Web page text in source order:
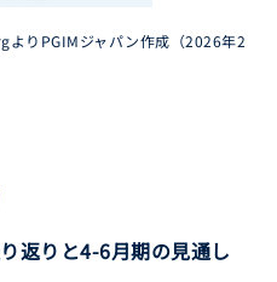
りPGIMジャパン作成（2026年2
返りと4-6月期の見通し